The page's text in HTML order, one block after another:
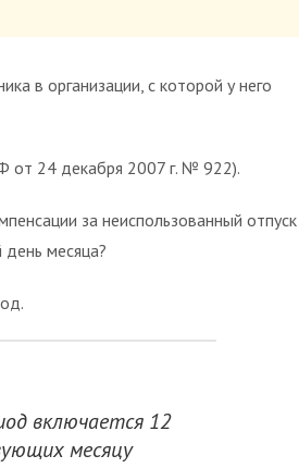
в организации, с которой у него
от 24 декабря 2007 г. № 922).
за неиспользованный отпуск
месяца?
включается 12
месяцу